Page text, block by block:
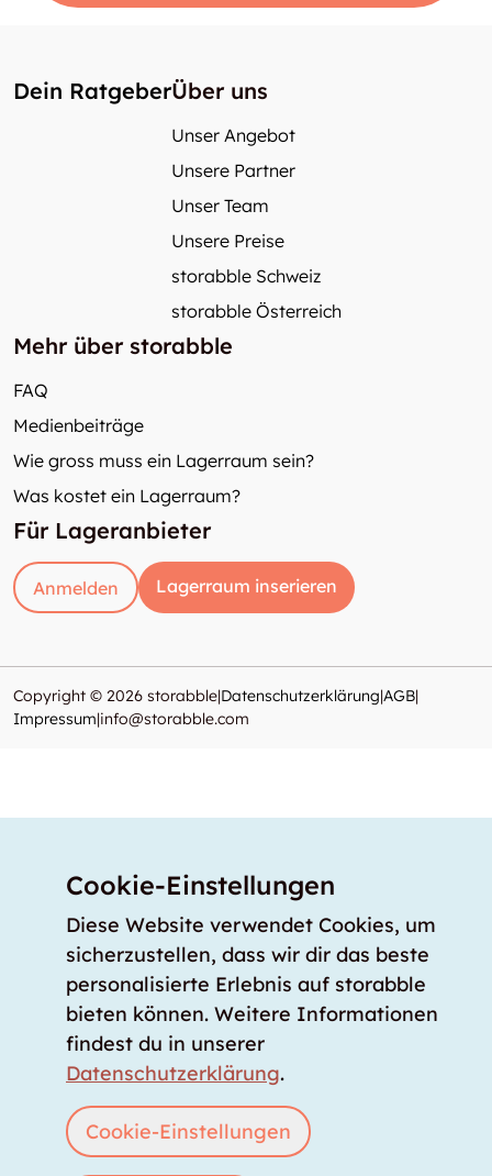
Dein RatgeberÜber uns
Unser Angebot
Unsere Partner
Unser Team
Unsere Preise
storabble Schweiz
storabble Österreich
Mehr über storabble
FAQ
Medienbeiträge
Wie gross muss ein Lagerraum sein?
Was kostet ein Lagerraum?
Für Lageranbieter
Anmelden Lagerraum inserieren
Copyright © 2026 storabble|Datenschutzerklärung|AGB|
Impressum|info@storabble.com
Cookie-Einstellungen
Diese Website verwendet Cookies, um
sicherzustellen, dass wir dir das beste
personalisierte Erlebnis auf storabble
bieten können. Weitere Informationen
findest du in unserer
Datenschutzerklärung.
Cookie-Einstellungen